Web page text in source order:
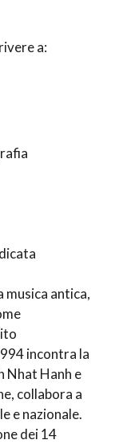
a:
antica,
incontra la
Nhat Hanh e
collabora a
e nazionale.
dei 14